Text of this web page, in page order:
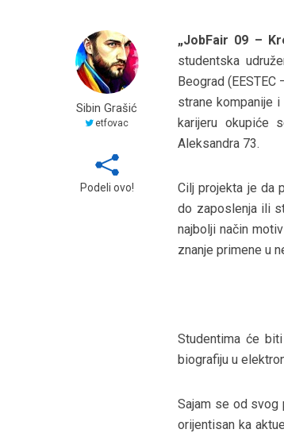
Sibin Grašić
etfovac
Podeli ovo!
„JobFair 09 –
studentska
Beograd
strane kompanije
karijeru okupiće
Aleksandra 73.
Cilj projekta je da
do zaposlenja ili
najbolji način
znanje primene u
Studentima će
biografiju u
Sajam se od svog
orijentisan ka